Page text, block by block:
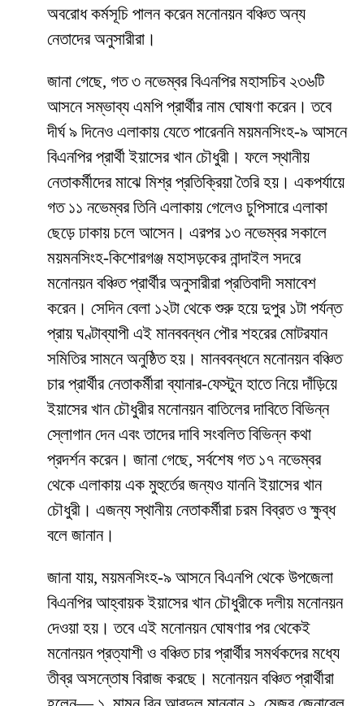
অবরোধ কর্মসূচি পালন করেন মনোনয়ন বঞ্চিত অন্য
নেতাদের অনুসারীরা।
জানা গেছে, গত ৩ নভেম্বর বিএনপির মহাসচিব ২৩৬টি
আসনে সম্ভাব্য এমপি প্রার্থীর নাম ঘোষণা করেন। তবে
দীর্ঘ ৯ দিনেও এলাকায় যেতে পারেননি ময়মনসিংহ-৯ আসনে
বিএনপির প্রার্থী ইয়াসের খান চৌধুরী। ফলে স্থানীয়
নেতাকর্মীদের মাঝে মিশ্র প্রতিক্রিয়া তৈরি হয়। একপর্যায়ে
গত ১১ নভেম্বর তিনি এলাকায় গেলেও চুপিসারে এলাকা
ছেড়ে ঢাকায় চলে আসেন। এরপর ১৩ নভেম্বর সকালে
ময়মনসিংহ-কিশোরগঞ্জ মহাসড়কের নান্দাইল সদরে
মনোনয়ন বঞ্চিত প্রার্থীর অনুসারীরা প্রতিবাদী সমাবেশ
করেন। সেদিন বেলা ১২টা থেকে শুরু হয়ে দুপুর ১টা পর্যন্ত
প্রায় ঘণ্টাব্যাপী এই মানববন্ধন পৌর শহরের মোটরযান
সমিতির সামনে অনুষ্ঠিত হয়। মানববন্ধনে মনোনয়ন বঞ্চিত
চার প্রার্থীর নেতাকর্মীরা ব্যানার-ফেস্টুন হাতে নিয়ে দাঁড়িয়ে
ইয়াসের খান চৌধুরীর মনোনয়ন বাতিলের দাবিতে বিভিন্ন
স্লোগান দেন এবং তাদের দাবি সংবলিত বিভিন্ন কথা
প্রদর্শন করেন। জানা গেছে, সর্বশেষ গত ১৭ নভেম্বর
থেকে এলাকায় এক মুহুর্তের জন্যও যাননি ইয়াসের খান
চৌধুরী। এজন্য স্থানীয় নেতাকর্মীরা চরম বিব্রত ও ক্ষুব্ধ
বলে জানান।
জানা যায়, ময়মনসিংহ-৯ আসনে বিএনপি থেকে উপজেলা
বিএনপির আহ্বায়ক ইয়াসের খান চৌধুরীকে দলীয় মনোনয়ন
দেওয়া হয়। তবে এই মনোনয়ন ঘোষণার পর থেকেই
মনোনয়ন প্রত্যাশী ও বঞ্চিত চার প্রার্থীর সমর্থকদের মধ্যে
তীব্র অসন্তোষ বিরাজ করছে। মনোনয়ন বঞ্চিত প্রার্থীরা